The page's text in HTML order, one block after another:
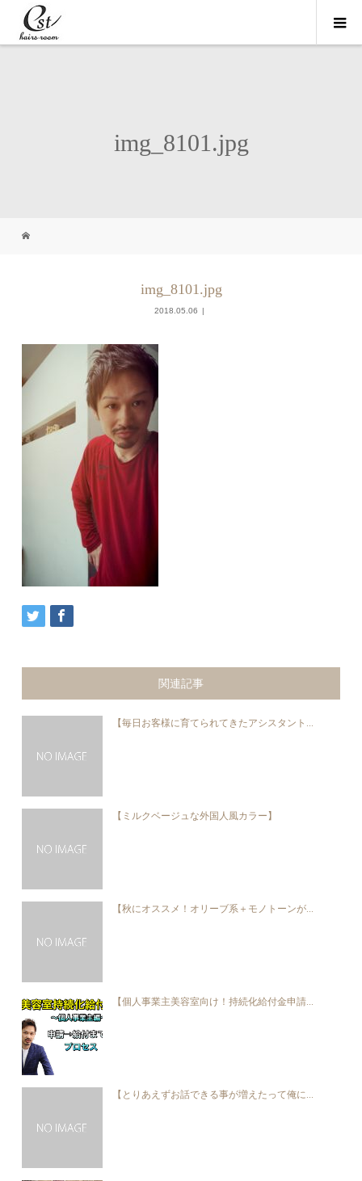
img_8101.jpg
img_8101.jpg
2018.05.06
関連記事
【毎日お客様に育てられてきたアシスタント...
【ミルクベージュな外国人風カラー】
【秋にオススメ！オリーブ系＋モノトーンが...
【個人事業主美容室向け！持続化給付金申請...
【とりあえずお話できる事が増えたって俺に...